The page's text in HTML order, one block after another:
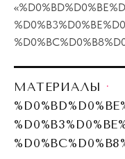
«
МАТЕРИАЛЫ ·